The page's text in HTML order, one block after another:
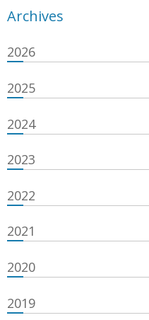
Archives
2026
2025
2024
2023
2022
2021
2020
2019